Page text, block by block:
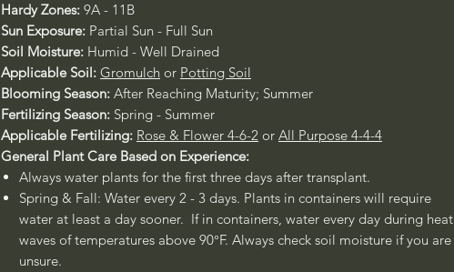
Hardy Zones: 9A - 11B
Sun Exposure: Partial Sun - Full Sun
Soil Moisture: Humid - Well Drained
Applicable Soil: Gromulch or Potting Soil
Blooming Season: After Reaching Maturity; Summer
Fertilizing Season: Spring - Summer
Applicable Fertilizing: Rose & Flower 4-6-2 or All Purpose 4-4-4
General Plant Care Based on Experience:
Always water plants for the first three days after transplant.
Spring & Fall: Water every 2 - 3 days. Plants in containers will require
water at least a day sooner. If in containers, water every day during heat
waves of temperatures above 90°F. Always check soil moisture if you are
unsure.